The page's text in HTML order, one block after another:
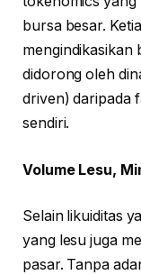
bursa besar.
mengindikasikan
didorong oleh
driven) daripada
sendiri.
Volume Lesu,
Selain likuiditas
yang lesu juga
pasar. Tanpa